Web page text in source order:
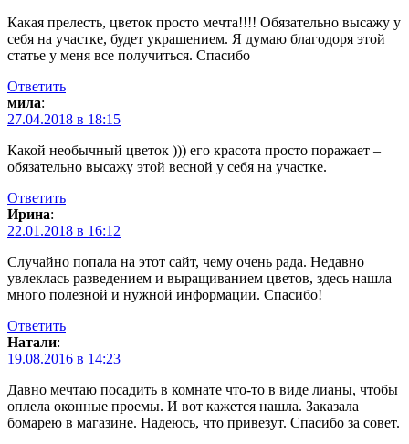
Какая прелесть, цветок просто мечта!!!! Обязательно высажу у
себя на участке, будет украшением. Я думаю благодоря этой
статье у меня все получиться. Спасибо
Ответить
мила:
27.04.2018 в 18:15
Какой необычный цветок ))) его красота просто поражает –
обязательно высажу этой весной у себя на участке.
Ответить
Ирина:
22.01.2018 в 16:12
Случайно попала на этот сайт, чему очень рада. Недавно
увлеклась разведением и выращиванием цветов, здесь нашла
много полезной и нужной информации. Спасибо!
Ответить
Натали:
19.08.2016 в 14:23
Давно мечтаю посадить в комнате что-то в виде лианы, чтобы
оплела оконные проемы. И вот кажется нашла. Заказала
бомарею в магазине. Надеюсь, что привезут. Спасибо за совет.